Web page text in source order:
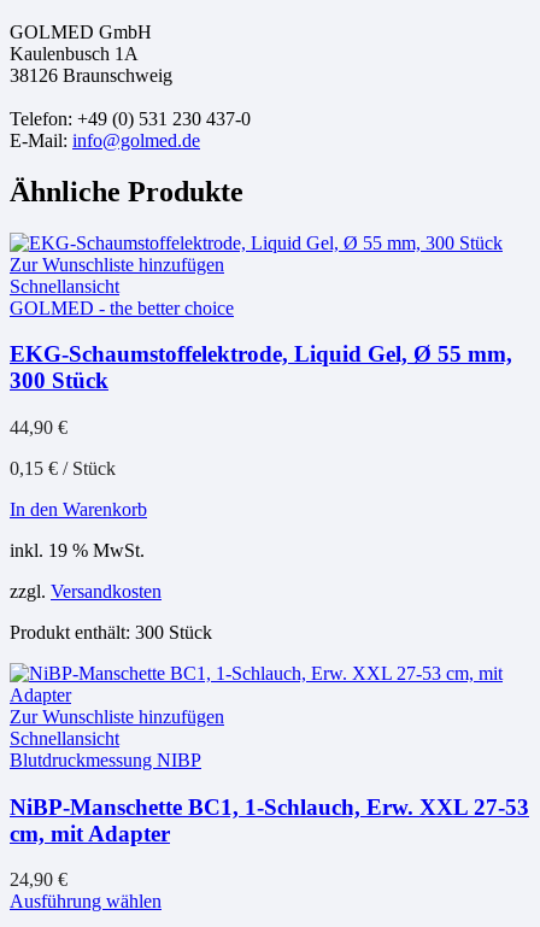
GOLMED GmbH
Kaulenbusch 1A
38126 Braunschweig
Telefon: +49 (0) 531 230 437-0
E-Mail: info@golmed.de
Ähnliche Produkte
Zur Wunschliste hinzufügen
Schnellansicht
GOLMED - the better choice
EKG-Schaumstoffelektrode, Liquid Gel, Ø 55 mm,
300 Stück
44,90 €
0,15 € / Stück
In den Warenkorb
inkl. 19 % MwSt.
zzgl. Versandkosten
Produkt enthält: 300 Stück
Zur Wunschliste hinzufügen
Schnellansicht
Blutdruckmessung NIBP
NiBP-Manschette BC1, 1-Schlauch, Erw. XXL 27-53
cm, mit Adapter
24,90 €
Ausführung wählen